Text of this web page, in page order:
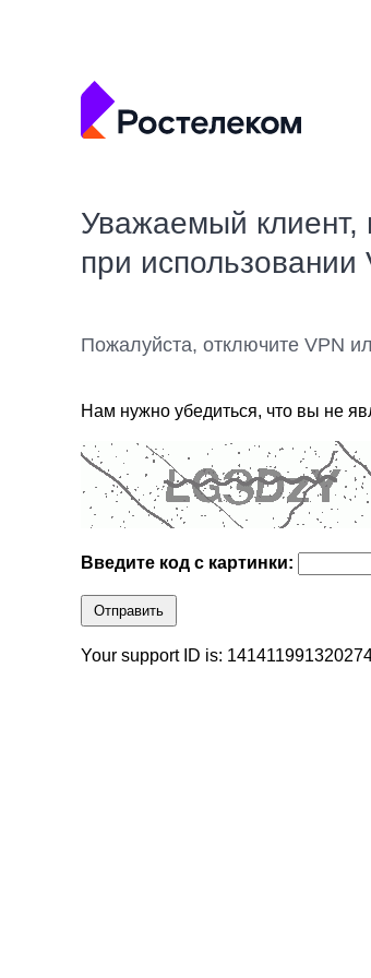
Уважаемый клиент,
при использовании
Пожалуйста, отключите VPN
Нам нужно убедиться, что вы не
Введите код с картинки:
Отправить
Your support ID is: